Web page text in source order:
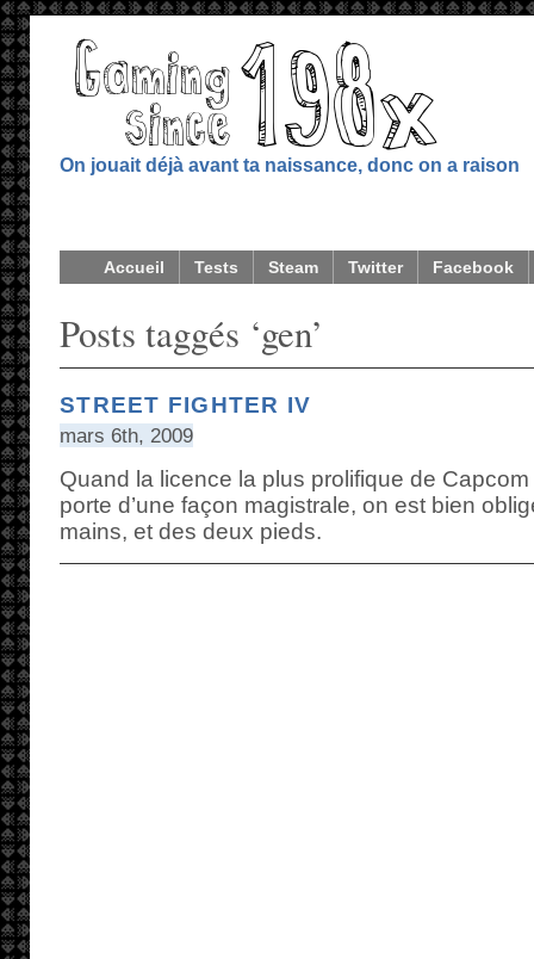
On jouait déjà avant ta naissance, donc on a raison
Accueil Tests Steam Twitter Facebook
Posts taggés ‘gen’
STREET FIGHTER IV
mars 6th, 2009
Quand la licence la plus prolifique de
porte d’une façon magistrale, on est bien
mains, et des deux pieds.